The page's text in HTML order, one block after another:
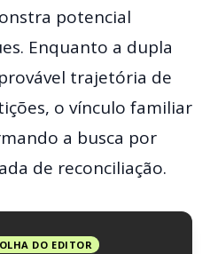
potencial
Enquanto a dupla
trajetória de
o vínculo familiar
a busca por
de reconciliação.
DO EDITOR